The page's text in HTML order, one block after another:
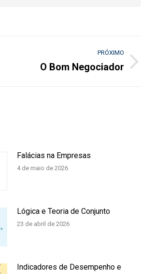
PRÓXIMO
O Bom Negociador
Falácias na Empresas
4 de maio de 2026
Lógica e Teoria de Conjunto
23 de abril de 2026
Indicadores de Desempenho e